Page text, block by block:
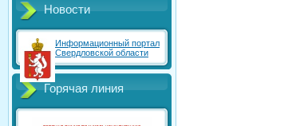
Новости
Информационный портал
Свердловской области
Горячая линия